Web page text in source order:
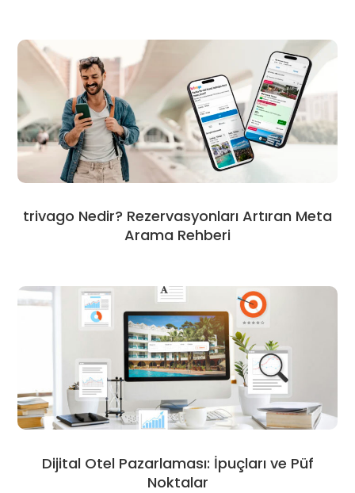
trivago Nedir? Rezervasyonları Artıran Meta
Arama Rehberi
Dijital Otel Pazarlaması: İpuçları ve Püf
Noktalar